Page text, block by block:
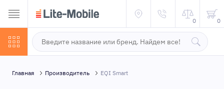
0 0
Главная Производитель EQI Smart